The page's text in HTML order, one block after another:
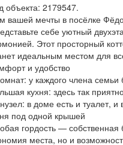
объекта: 2179547.
вашей мечты в посёлке
себе уютный
Этот просторный
идеальным местом для
и удобство
у каждого члена семьи
кухня: здесь так
в доме есть и туалет,
под одной крышей
гордость —
места, но и